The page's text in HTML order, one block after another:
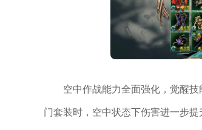
空中作战能力全面强化，觉醒
门套装时，空中状态下伤害进一步